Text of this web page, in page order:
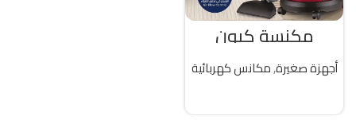
مكنسة كيون
كهربائية 25 لتر 2000واط تركىأجهزة صغيرة,مكانس كهربائية